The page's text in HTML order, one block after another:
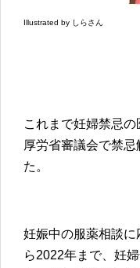
Illustrated by しらさん
これまで妊婦禁忌
厚労省審議会で禁
た。
妊娠中の服薬相談
ら2022年まで、妊